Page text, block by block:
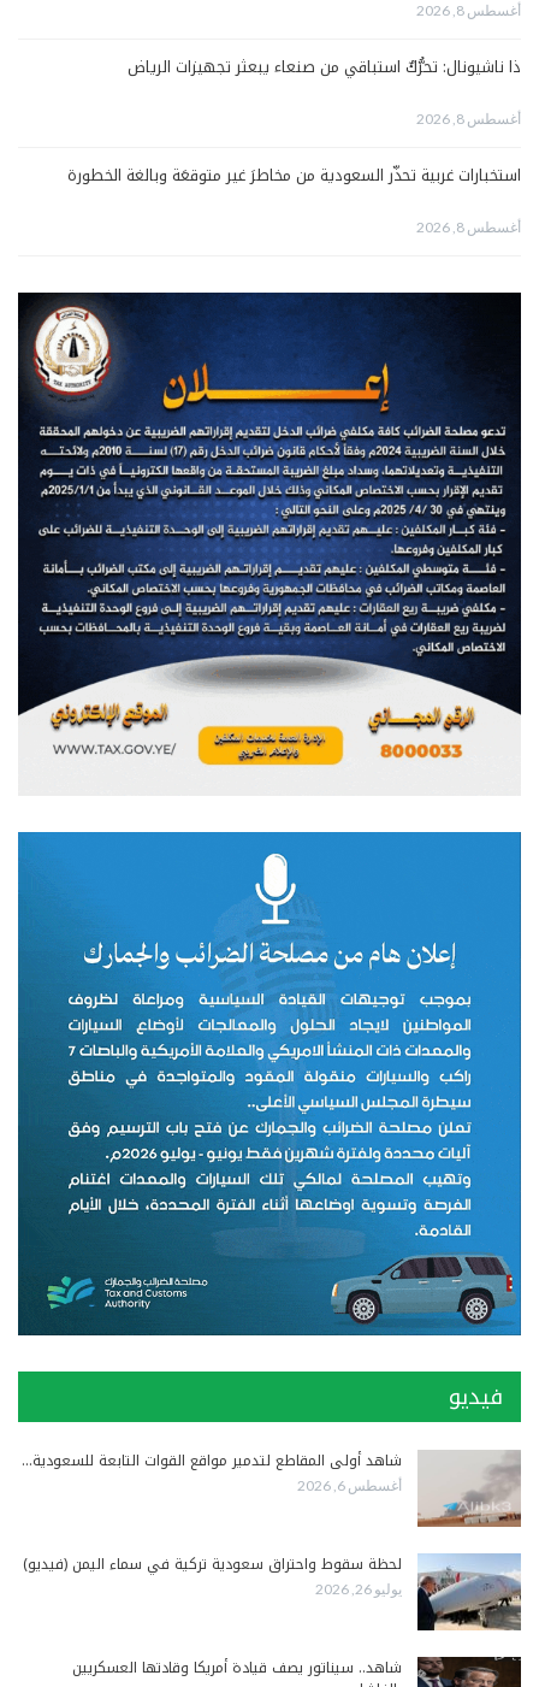
أغسطس 8, 2026
ذا ناشيونال: تحرُّكٌ استباقي من صنعاء يبعثر تجهيزات الرياض
أغسطس 8, 2026
استخبارات غربية تحذّر السعودية من مخاطرَ غير متوقعَة وبالغة الخطورة
أغسطس 8, 2026
فيديو
شاهد أولى المقاطع لتدمير مواقع القوات التابعة للسعودية…
أغسطس 6, 2026
لحظة سقوط واحتراق سعودية تركية في سماء اليمن (فيديو)
يوليو 26, 2026
شاهد.. سيناتور يصف قيادة أمريكا وقادتها العسكريين